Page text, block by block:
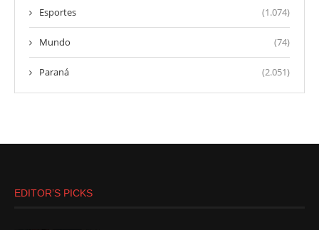
Esportes (1.074)
Mundo (74)
Paraná (2.051)
EDITOR’S PICKS